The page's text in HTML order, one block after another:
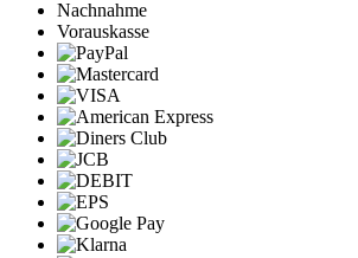
Nachnahme
Vorauskasse